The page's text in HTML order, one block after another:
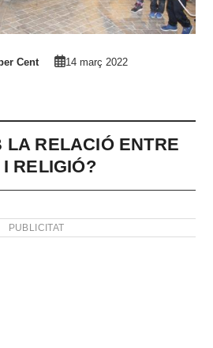
Cent 14 març 2022
LA RELACIÓ ENTRE
RELIGIÓ?
PUBLICITAT